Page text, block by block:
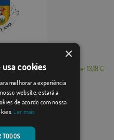
Desde: 13,18 €
×
cookies
melhorar a experiência
website, estará a
de acordo com nossa
Ler mais
TODOS